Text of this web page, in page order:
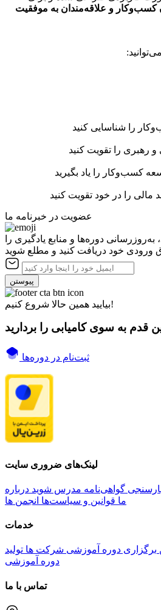
کسب‌وکار و علاقه‌مندان به موفقیت
را شناسایی کنید
رهبری را تقویت کنید
کسب‌وکار را یاد بگیرید
را در خود تقویت کنید
عضویت در خبرنامه ما
دوره‌ها و منابع یادگیری را
ورودی خود دریافت کنید و مطلع شوید
پیوستن
بیایید همین حالا شروع کنیم!
ثبت‌نام در دوره‌ها
لینک‌های ضروری سایت
گواهی‌نامه مدرس شوید درباره
ما قوانین و سیاست‌ها انجمن ها
خدمات
برگزاری دوره آموزشی شرکت ها تولید
دوره آموزشی
تماس با ما